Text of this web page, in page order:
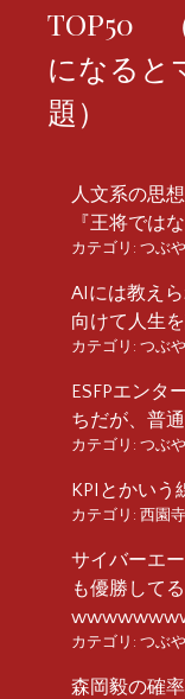
TOP50
になると
題）
人文系の思
『王将では
カテゴリ: つぶ
AIには教え
向けて人生
カテゴリ: つぶ
ESFPエンタ
ちだが、普
カテゴリ: つぶ
KPIとかいう
カテゴリ: 西園
サイバーエ
も優勝して
カテゴリ: つぶ
森岡毅の確